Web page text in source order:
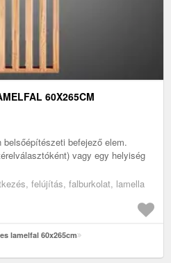
60X265CM
befejező elem.
vagy egy helyiség
felújítás, falburkolat, lamella
lamelfal 60x265cm